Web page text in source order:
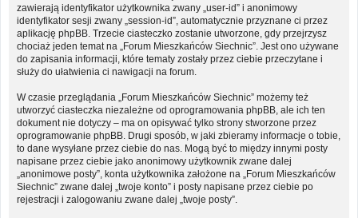
zawierają identyfikator użytkownika zwany „user-id” i anonimowy
identyfikator sesji zwany „session-id”, automatycznie przyznane ci przez
aplikację phpBB. Trzecie ciasteczko zostanie utworzone, gdy przejrzysz
chociaż jeden temat na „Forum Mieszkańców Siechnic”. Jest ono używane
do zapisania informacji, które tematy zostały przez ciebie przeczytane i
służy do ułatwienia ci nawigacji na forum.
W czasie przeglądania „Forum Mieszkańców Siechnic” możemy też
utworzyć ciasteczka niezależne od oprogramowania phpBB, ale ich ten
dokument nie dotyczy – ma on opisywać tylko strony stworzone przez
oprogramowanie phpBB. Drugi sposób, w jaki zbieramy informacje o tobie,
to dane wysyłane przez ciebie do nas. Mogą być to między innymi posty
napisane przez ciebie jako anonimowy użytkownik zwane dalej
„anonimowe posty”, konta użytkownika założone na „Forum Mieszkańców
Siechnic” zwane dalej „twoje konto” i posty napisane przez ciebie po
rejestracji i zalogowaniu zwane dalej „twoje posty”.